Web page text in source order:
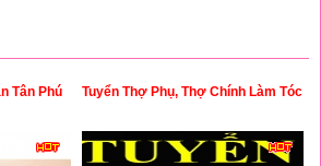
Tân Phú Tuyển Thợ Phụ, Thợ Chính Làm Tóc